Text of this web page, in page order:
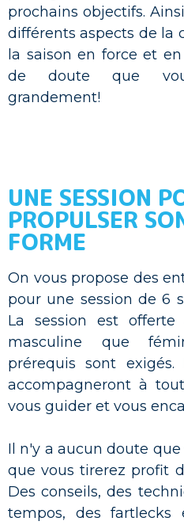
prochains objectifs.
différents aspects de la
la saison en force et
de doute que
grandement!
UNE SESSION
PROPULSER
FORME
On vous propose des
pour une session de 6
La session est
masculine que
prérequis sont
accompagneront à
vous guider et vous
Il n'y a aucun doute
que vous tirerez profit
Des conseils, des
tempos, des